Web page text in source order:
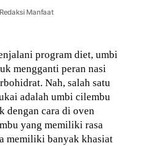
Manfaat
program diet, umbi
mengganti peran nasi
Nah, salah satu
adalah umbi cilembu
dengan cara di oven
yang memiliki rasa
memiliki banyak khasiat